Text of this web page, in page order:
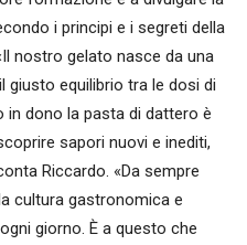
i principi e i segreti della
nostro gelato nasce da una
giusto equilibrio tra le dosi di
in dono la pasta di dattero è
sapori nuovi e inediti,
Riccardo. «Da sempre
cultura gastronomica e
giorno. È a questo che